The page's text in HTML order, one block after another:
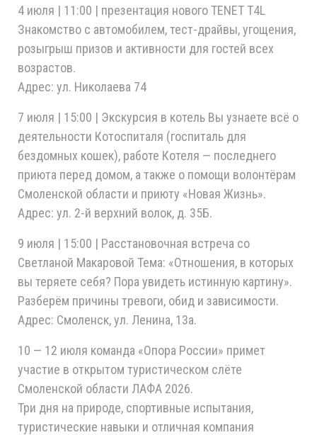
4 июля | 11:00 | презентация нового TENET T4L
Знакомство с автомобилем, тест-драйвы, угощения,
розыгрыш призов и активности для гостей всех
возрастов.
Адрес: ул. Николаева 74
7 июля | 15:00 | Экскурсия в котель Вы узнаете всё о
деятельности Котоспиталя (госпиталь для
бездомных кошек), работе Котеля — последнего
приюта перед домом, а также о помощи волонтёрам
Смоленской области и приюту «Новая Жизнь».
Адрес: ул. 2-й верхний волок, д. 35Б.
9 июля | 15:00 | Расстановочная встреча со
Светланой Макаровой Тема: «Отношения, в которых
вы теряете себя? Пора увидеть истинную картину».
Разберём причины тревоги, обид и зависимости.
Адрес: Смоленск, ул. Ленина, 13а.
10 — 12 июля команда «Опора России» примет
участие в открытом туристическом слёте
Смоленской области ЛАФА 2026.
Три дня на природе, спортивные испытания,
туристические навыки и отличная компания